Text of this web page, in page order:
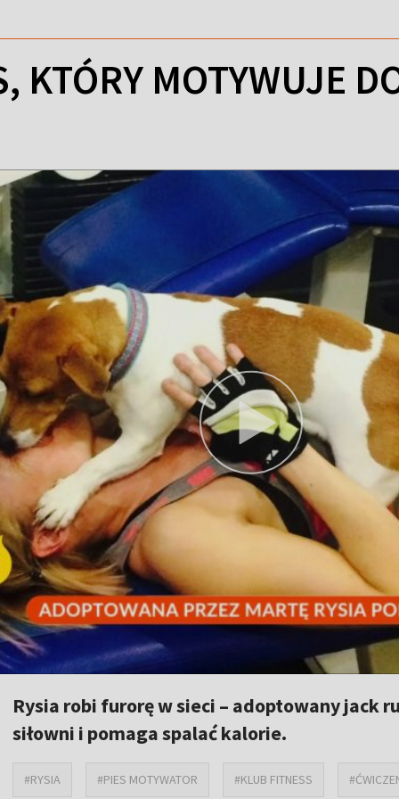
KTÓRY MOTYWUJE
Rysia robi furorę w sieci – adoptowany jack
siłowni i pomaga spalać kalorie.
#RYSIA #PIES MOTYWATOR #KLUB FITNESS